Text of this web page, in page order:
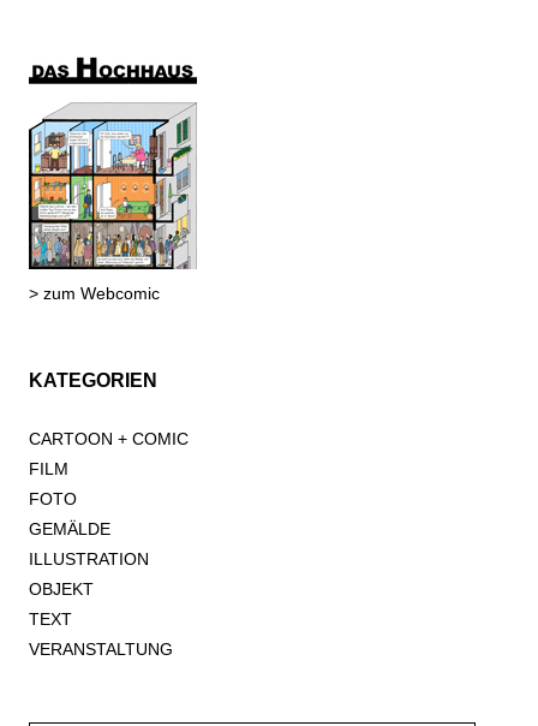
> zum Webcomic
KATEGORIEN
CARTOON + COMIC
FILM
FOTO
GEMÄLDE
ILLUSTRATION
OBJEKT
TEXT
VERANSTALTUNG